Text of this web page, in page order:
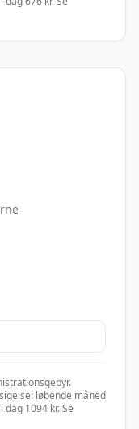
løbende måned
1094 kr. Se